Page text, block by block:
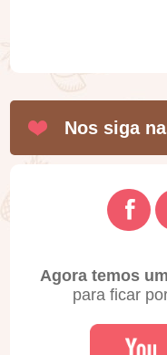
Nos siga
Agora temos
para ficar